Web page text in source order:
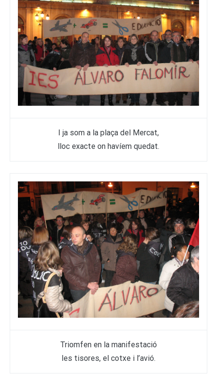
I ja som a la plaça del Mercat,
lloc exacte on havíem quedat.
Triomfen en la manifestació
les tisores, el cotxe i l’avió.